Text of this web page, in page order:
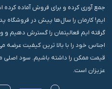
جمع آوری کرده و برای فروش آماده
ایم! کارمان را سال‌ها پیش در
گرفته ایم فعالیتمان را گسترش دهیم
اجناس خود را با بالا ترین کیفیت
قیمت ممکن را داشته باشیم. سود اصلی
عزیزان است.